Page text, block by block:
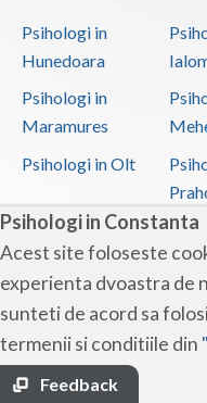
Psihologi in Constanta
Acest site foloseste
experienta dvoastra de
sunteti de acord sa
termenii si conditiile din
Feedback
Psihologi in
Hunedoara
Psihologi in
Maramures
Psihologi in Olt
Psihologi in Sibiu
Psihologi in Timis
Psihologi in Vaslui